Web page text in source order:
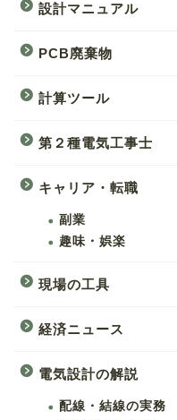
設計マニュアル
PCB廃棄物
計算ツール
第２種電気工事士
キャリア・転職
副業
趣味・娯楽
現場の工具
経済ニュース
電気設計の解説
配線・結線の実務